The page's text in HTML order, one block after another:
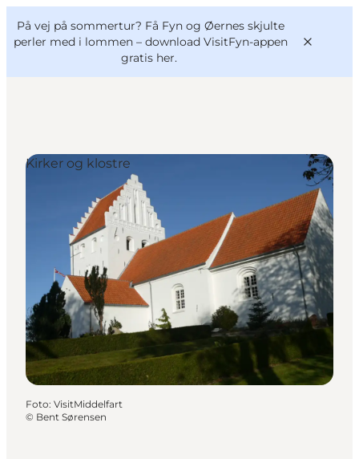
På vej på sommertur? Få Fyn og Øernes skjulte
perler med i lommen – download VisitFyn-appen
gratis her.
Oplevelser
Outdoor
Mad og drikke
Overnatning
Book lokale oplevelser
VisitFyn
Deutsch
Kirker og klostre
Foto: VisitMiddelfart
© Bent Sørensen